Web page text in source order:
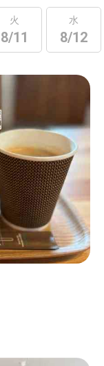
火
8/11
水
8/12